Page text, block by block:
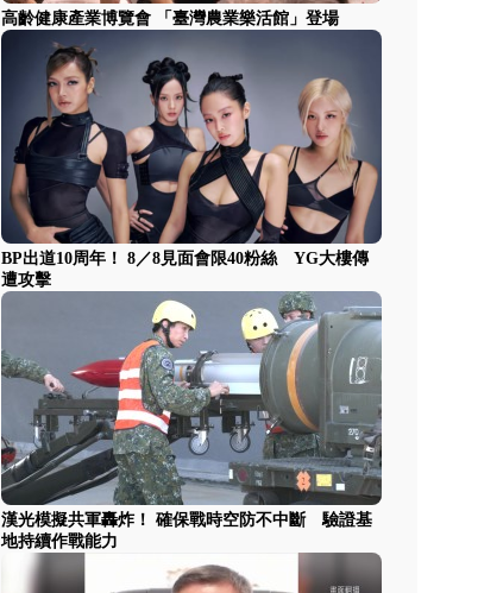
高齡健康產業博覽會 「臺灣農業樂活館」登場
BP出道10周年！ 8／8見面會限40粉絲 YG大樓傳
遭攻擊
漢光模擬共軍轟炸！ 確保戰時空防不中斷 驗證基
地持續作戰能力